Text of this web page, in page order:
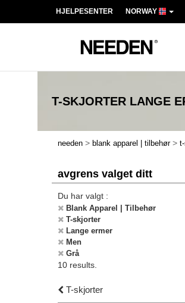
HJELPESENTER NORWAY
T-SKJORTER LANGE
needen > blank apparel | tilbehør >
avgrens valget ditt
Du har valgt :
Blank Apparel | Tilbehør
T-skjorter
Lange ermer
Men
Grå
10 results.
T-skjorter